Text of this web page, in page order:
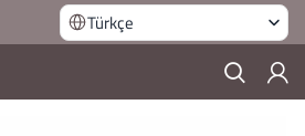
Türkçe